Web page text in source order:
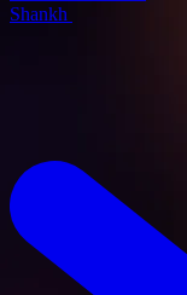
Shankh